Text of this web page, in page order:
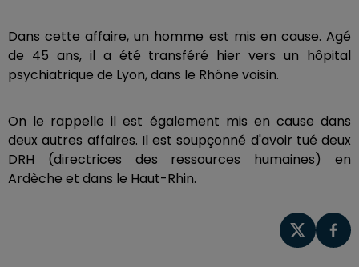
Dans cette affaire, un homme est mis en cause. Agé
de 45 ans, il a été transféré hier vers un hôpital
psychiatrique de Lyon, dans le Rhône voisin.
On le rappelle il est également mis en cause dans
deux autres affaires. Il est soupçonné d'avoir tué deux
DRH (directrices des ressources humaines) en
Ardèche et dans le Haut-Rhin.